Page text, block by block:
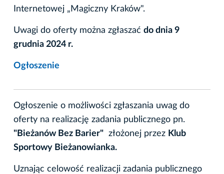
Internetowej „Magiczny Kraków".
Uwagi do oferty można zgłaszać do dnia 9
grudnia 2024 r.
Ogłoszenie
Ogłoszenie o możliwości zgłaszania uwag do
oferty na realizację zadania publicznego pn.
"Bieżanów Bez Barier" złożonej przez Klub
Sportowy Bieżanowianka.
Uznając celowość realizacji zadania publicznego